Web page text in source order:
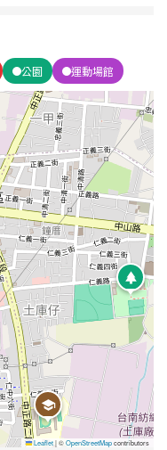
10-20 年
30-40 年
公園 運動場館
Leaflet|©OpenStreetMapcontributors